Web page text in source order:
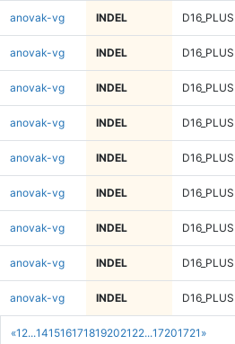
«1 2...1415161718192021 22...17201721 »
anovak-vg INDEL D16_PLUS
anovak-vg INDEL D16_PLUS
anovak-vg INDEL D16_PLUS
anovak-vg INDEL D16_PLUS
anovak-vg INDEL D16_PLUS
anovak-vg INDEL D16_PLUS
anovak-vg INDEL D16_PLUS
anovak-vg INDEL D16_PLUS
anovak-vg INDEL D16_PLUS